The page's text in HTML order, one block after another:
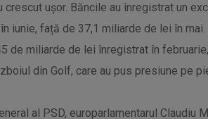
crescut ușor. Băncile au înregistrat un
iunie, față de 37,1 miliarde de lei în
de miliarde de lei înregistrat în
din Golf, care au pus presiune pe
al PSD, europarlamentarul Claudiu